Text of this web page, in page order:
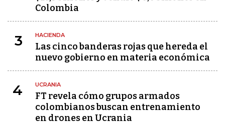
Colombia
3 HACIENDA
Las cinco banderas rojas que hereda el
nuevo gobierno en materia económica
4 UCRANIA
FT revela cómo grupos armados
colombianos buscan entrenamiento
en drones en Ucrania